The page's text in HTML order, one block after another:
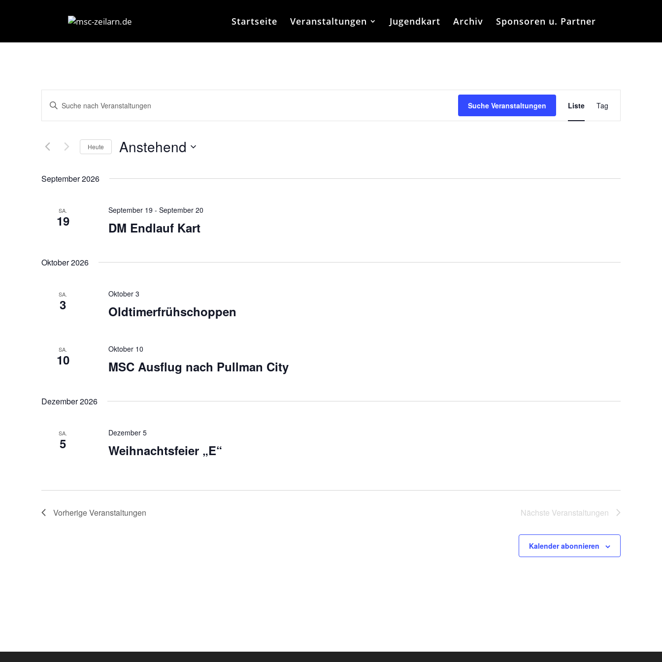
Startseite Veranstaltungen Jugendkart Archiv Sponsoren u. Partner
Veranstaltungen
Suche
und
Navigation
Bitte
Suche
Schlüsselwort.
Suche Veranstaltungen
Veranstaltung
Ansichten-
Navigation
Liste Tag
Heute Anstehend
wählen.
September 2026
SA.
19
September 19 - September 20
DM Endlauf Kart
Oktober 2026
SA.
3
Oktober 3
Oldtimerfrühschoppen
SA.
10
Oktober 10
MSC Ausflug nach Pullman City
Dezember 2026
SA.
5
Dezember 5
Weihnachtsfeier „E“
VorherigeVeranstaltungen Nächste Veranstaltungen
Kalender abonnieren